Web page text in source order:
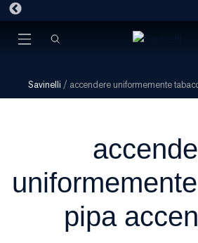
Savinelli / accendere uniformemente
pipa